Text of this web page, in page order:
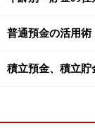
もちろん、普
要になりますが
※記事内容は執筆
い。
本記事の内容は
商品や投資行動
投資や資産運用
普通預金の活用術
積立預金、積立貯